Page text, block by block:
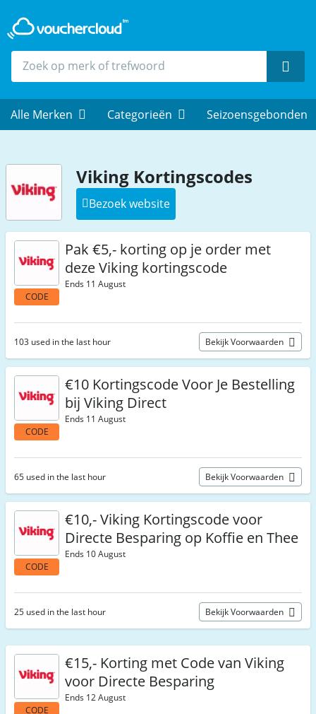
Alle Merken Categorieën Seizoensgebonden
Viking Kortingscodes
Bezoek website
CODE
Pak €5,- korting op je order met
deze Viking kortingscode
Ends 11 August
103 used in the last hour Bekijk Voorwaarden
CODE
€10 Kortingscode Voor Je Bestelling
bij Viking Direct
Ends 11 August
65 used in the last hour Bekijk Voorwaarden
CODE
€10,- Viking Kortingscode voor
Directe Besparing op Koffie en Thee
Ends 10 August
25 used in the last hour Bekijk Voorwaarden
CODE
€15,- Korting met Code van Viking
voor Directe Besparing
Ends 12 August